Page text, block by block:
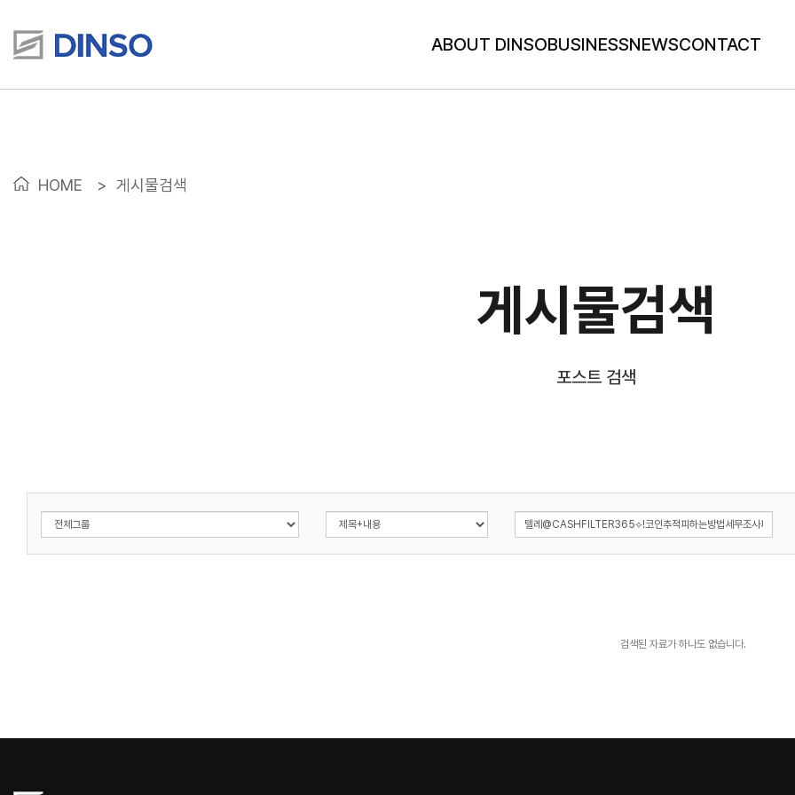
ABOUT DINSOBUSINESSNEWSCONTACT
HOME > 게시물검색
게시물검색
포스트 검색
검색된 자료가 하나도 없습니다.